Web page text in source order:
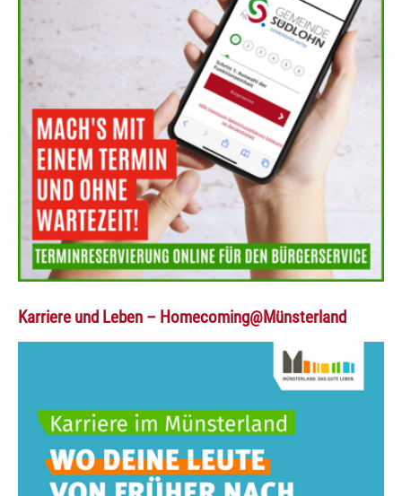
Karriere und Leben – Homecoming@Münsterland